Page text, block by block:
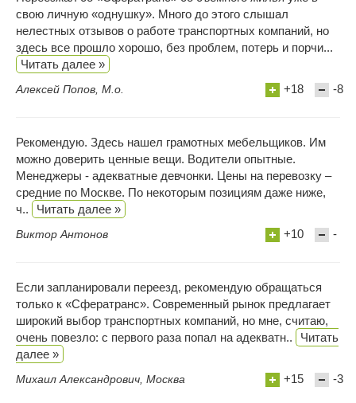
свою личную «однушку». Много до этого слышал
нелестных отзывов о работе транспортных компаний, но
здесь все прошло хорошо, без проблем, потерь и порчи...
Читать далее »
Алексей Попов, М.о. +18 -8
Рекомендую. Здесь нашел грамотных мебельщиков. Им
можно доверить ценные вещи. Водители опытные.
Менеджеры - адекватные девчонки. Цены на перевозку –
средние по Москве. По некоторым позициям даже ниже,
ч..
Читать далее »
Виктор Антонов +10 -
Если запланировали переезд, рекомендую обращаться
только к «Сфератранс». Современный рынок предлагает
широкий выбор транспортных компаний, но мне, считаю,
очень повезло: с первого раза попал на адекватн..
Читать
далее »
Михаил Александрович, Москва +15 -3